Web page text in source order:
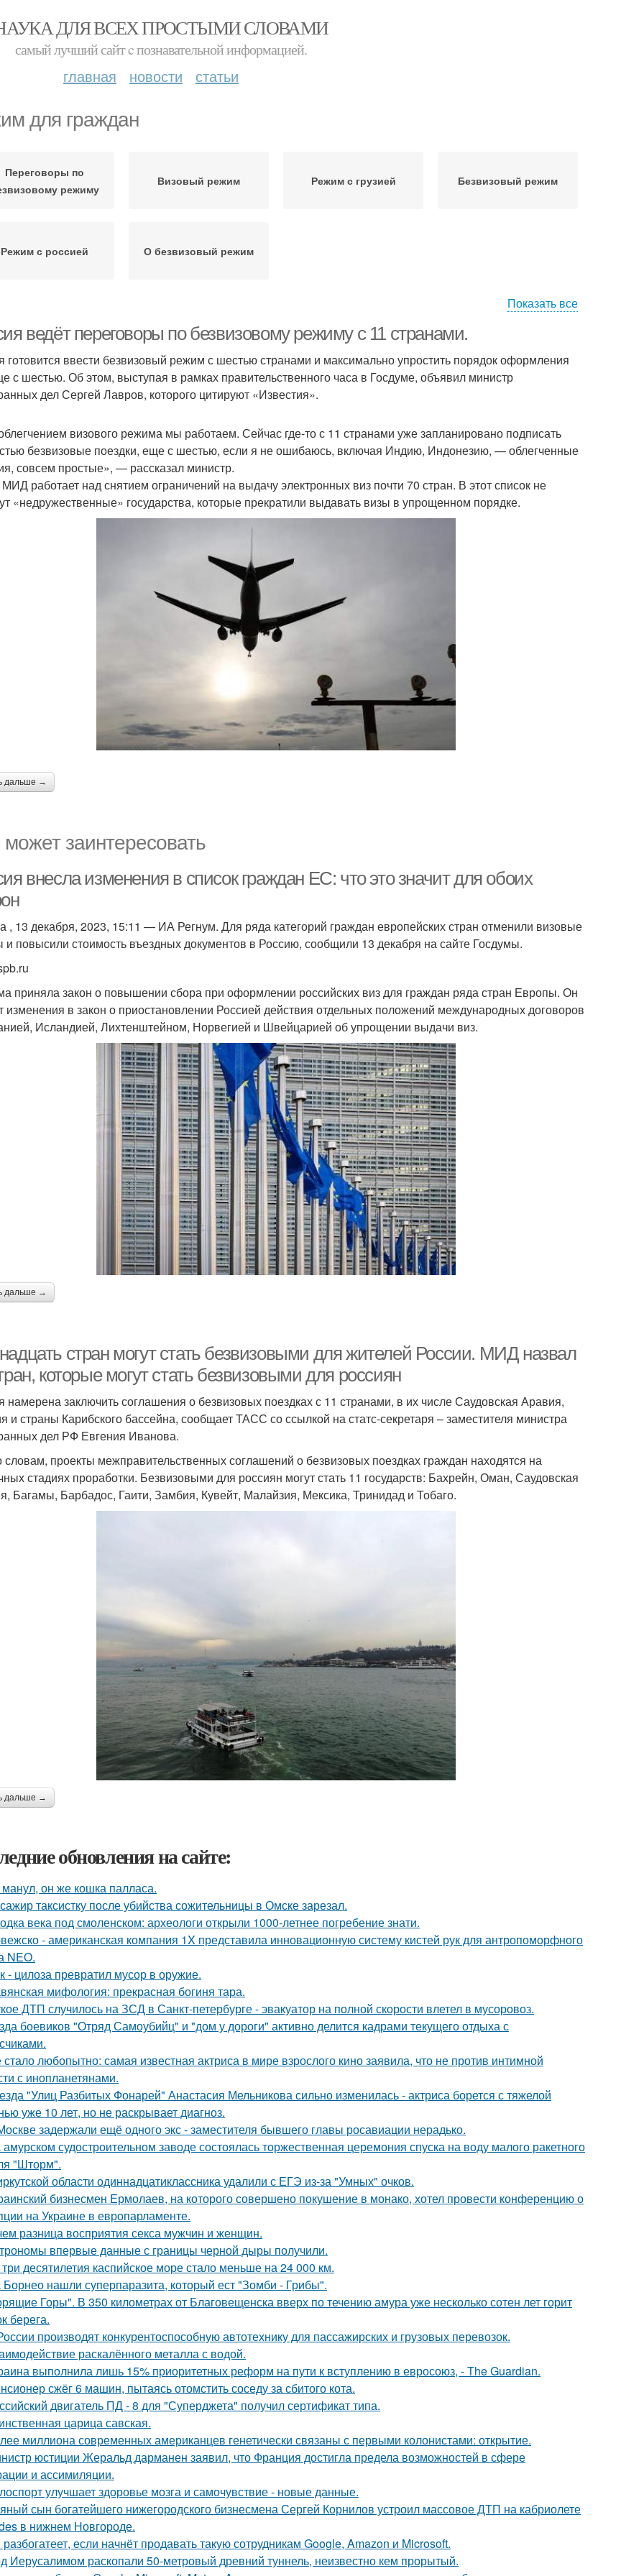
ДЛЯ ВСЕХ ПРОСТЫМИ СЛОВАМИ
самый лучший сайт c познавательной информацией.
главная новости статьи
для граждан
Переговоры по
режиму
Визовый режим Режим с грузией Безвизовый режим
Режим с россией О безвизовый режим
Показать все
ведёт переговоры по безвизовому режиму с 11 странами.
готовится ввести безвизовый режим с шестью странами и максимально упростить порядок оформления
с шестью. Об этом, выступая в рамках правительственного часа в Госдуме, объявил министр
дел Сергей Лавров, которого цитируют «Известия».
визового режима мы работаем. Сейчас где-то с 11 странами уже запланировано подписать
безвизовые поездки, еще с шестью, если я не ошибаюсь, включая Индию, Индонезию, — облегченные
совсем простые», — рассказал министр.
работает над снятием ограничений на выдачу электронных виз почти 70 стран. В этот список не
«недружественные» государства, которые прекратили выдавать визы в упрощенном порядке.
дальше →
заинтересовать
внесла изменения в список граждан ЕС: что это значит для обоих
, 13 декабря, 2023, 15:11 — ИА Регнум. Для ряда категорий граждан европейских стран отменили визовые
и повысили стоимость въездных документов в Россию, сообщили 13 декабря на сайте Госдумы.
приняла закон о повышении сбора при оформлении российских виз для граждан ряда стран Европы. Он
изменения в закон о приостановлении Россией действия отдельных положений международных договоров
Исландией, Лихтенштейном, Норвегией и Швейцарией об упрощении выдачи виз.
дальше →
стран могут стать безвизовыми для жителей России. МИД назвал
которые могут стать безвизовыми для россиян
намерена заключить соглашения о безвизовых поездках с 11 странами, в их числе Саудовская Аравия,
и страны Карибского бассейна, сообщает ТАСС со ссылкой на статс-секретаря – заместителя министра
дел РФ Евгения Иванова.
словам, проекты межправительственных соглашений о безвизовых поездках граждан находятся на
стадиях проработки. Безвизовыми для россиян могут стать 11 государств: Бахрейн, Оман, Саудовская
Багамы, Барбадос, Гаити, Замбия, Кувейт, Малайзия, Мексика, Тринидад и Тобаго.
дальше →
обновления на сайте:
он же кошка палласа.
таксистку после убийства сожительницы в Омске зарезал.
века под смоленском: археологи открыли 1000-летнее погребение знати.
- американская компания 1X представила инновационную систему кистей рук для антропоморфного
NEO.
- цилоза превратил мусор в оружие.
мифология: прекрасная богиня тара.
ДТП случилось на ЗСД в Санкт-петербурге - эвакуатор на полной скорости влетел в мусоровоз.
боевиков "Отряд Самоубийц" и "дом у дороги" активно делится кадрами текущего отдыха с
любопытно: самая известная актриса в мире взрослого кино заявила, что не против интимной
с инопланетянами.
"Улиц Разбитых Фонарей" Анастасия Мельникова сильно изменилась - актриса борется с тяжелой
уже 10 лет, но не раскрывает диагноз.
задержали ещё одного экс - заместителя бывшего главы росавиации нерадько.
судостроительном заводе состоялась торжественная церемония спуска на воду малого ракетного
"Шторм".
области одиннадцатиклассника удалили с ЕГЭ из-за "Умных" очков.
бизнесмен Ермолаев, на которого совершено покушение в монако, хотел провести конференцию о
на Украине в европарламенте.
разница восприятия секса мужчин и женщин.
впервые данные с границы черной дыры получили.
десятилетия каспийское море стало меньше на 24 000 км.
нашли суперпаразита, который ест "Зомби - Грибы".
Горы". В 350 километрах от Благовещенска вверх по течению амура уже несколько сотен лет горит
берега.
производят конкурентоспособную автотехнику для пассажирских и грузовых перевозок.
раскалённого металла с водой.
выполнила лишь 15% приоритетных реформ на пути к вступлению в евросоюз, - The Guardian.
сжёг 6 машин, пытаясь отомстить соседу за сбитого кота.
двигатель ПД - 8 для "Суперджета" получил сертификат типа.
царица савская.
миллиона современных американцев генетически связаны с первыми колонистами: открытие.
юстиции Жеральд дарманен заявил, что Франция достигла предела возможностей в сфере
и ассимиляции.
улучшает здоровье мозга и самочувствие - новые данные.
сын богатейшего нижегородского бизнесмена Сергей Корнилов устроил массовое ДТП на кабриолете
в нижнем Новгороде.
если начнёт продавать такую сотрудникам Google, Amazon и Microsoft.
Иерусалимом раскопали 50-метровый древний туннель, неизвестно кем прорытый.